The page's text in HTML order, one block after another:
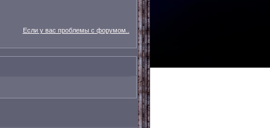
Если у вас проблемы с форумом..